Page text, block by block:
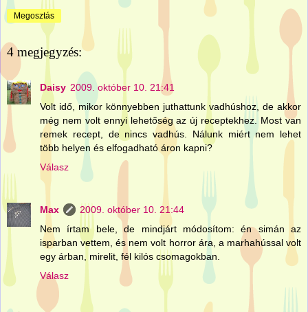
Megosztás
4 megjegyzés:
Daisy 2009. október 10. 21:41
Volt idő, mikor könnyebben juthattunk vadhúshoz, de akkor
még nem volt ennyi lehetőség az új receptekhez. Most van
remek recept, de nincs vadhús. Nálunk miért nem lehet
több helyen és elfogadható áron kapni?
Válasz
Max
2009. október 10. 21:44
Nem írtam bele, de mindjárt módosítom: én simán az
isparban vettem, és nem volt horror ára, a marhahússal volt
egy árban, mirelit, fél kilós csomagokban.
Válasz